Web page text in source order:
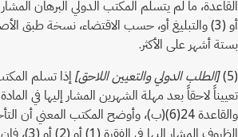
أو (3) والتبليغ أو، حسب الاقتضاء، نسخة طبق
بستة أشهر على الأكثر.
(5)
[الطلب الدولي والتعيين اللاحق] إذا تسلم
والقاعدة 24(6)(ب)، وأوضح المكتب المعني أن